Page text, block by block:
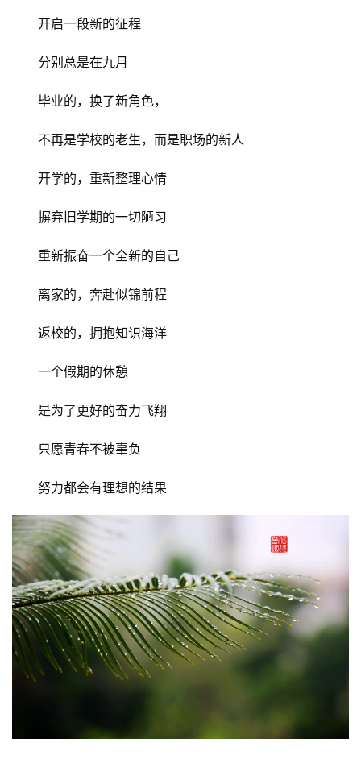
开启一段新的征程
分别总是在九月
毕业的，换了新角色，
不再是学校的老生，而是职场的新人
开学的，重新整理心情
摒弃旧学期的一切陋习
重新振奋一个全新的自己
离家的，奔赴似锦前程
返校的，拥抱知识海洋
一个假期的休憩
是为了更好的奋力飞翔
只愿青春不被辜负
努力都会有理想的结果